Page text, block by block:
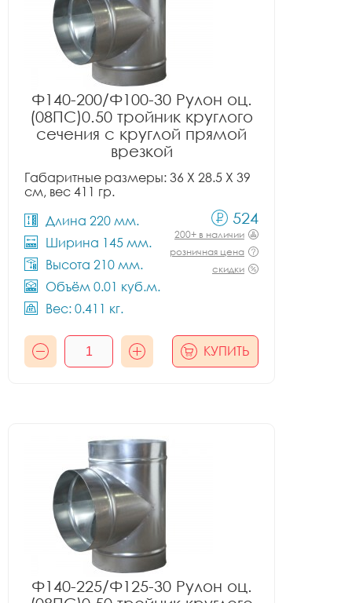
Ф140-200/Ф100-30 Рулон оц.
(08ПС)0.50 тройник круглого
сечения с круглой прямой
врезкой
Габаритные размеры: 36 X 28.5 X 39
см, вес 411 гр.
Длина 220 мм.
Ширина 145 мм.
Высота 210 мм.
Объём 0.01 куб.м.
Вес: 0.411 кг.
524
200+ в наличии
розничная цена
скидки
КУПИТЬ
Ф140-225/Ф125-30 Рулон оц.